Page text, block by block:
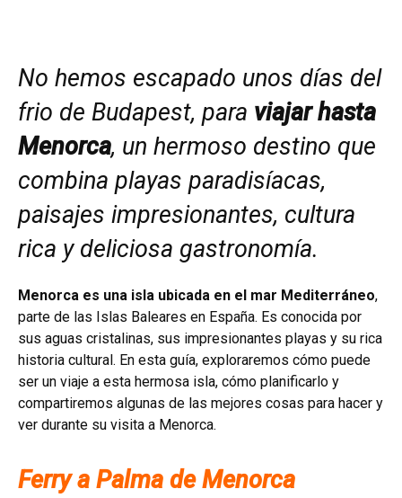
No hemos escapado unos días del
frio de Budapest, para viajar hasta
Menorca, un hermoso destino que
combina playas paradisíacas,
paisajes impresionantes, cultura
rica y deliciosa gastronomía.
Menorca es una isla ubicada en el mar Mediterráneo,
parte de las Islas Baleares en España. Es conocida por
sus aguas cristalinas, sus impresionantes playas y su rica
historia cultural. En esta guía, exploraremos cómo puede
ser un viaje a esta hermosa isla, cómo planificarlo y
compartiremos algunas de las mejores cosas para hacer y
ver durante su visita a Menorca.
Ferry a Palma de Menorca